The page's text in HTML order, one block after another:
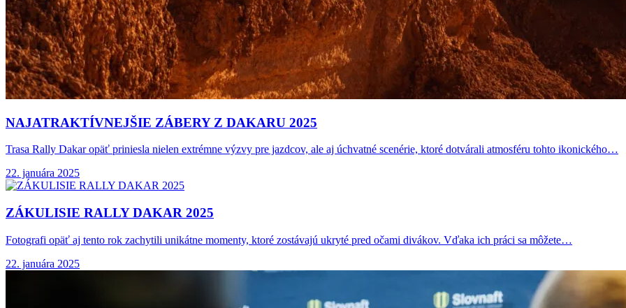
NAJATRAKTÍVNEJŠIE ZÁBERY Z DAKARU 2025
Trasa Rally Dakar opäť priniesla nielen extrémne výzvy pre jazdcov, ale aj úchvatné scenérie, ktoré dotvárali atmosféru tohto ikonického…
22. januára 2025
ZÁKULISIE RALLY DAKAR 2025
Fotografi opäť aj tento rok zachytili unikátne momenty, ktoré zostávajú ukryté pred očami divákov. Vďaka ich práci sa môžete…
22. januára 2025